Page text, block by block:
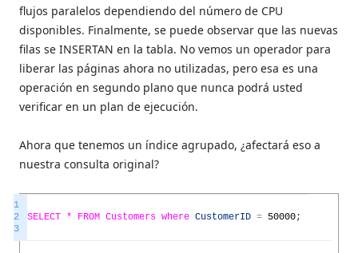
flujos paralelos dependiendo del número de CPU
disponibles. Finalmente, se puede observar que las nuevas
filas se INSERTAN en la tabla. No vemos un operador para
liberar las páginas ahora no utilizadas, pero esa es una
operación en segundo plano que nunca podrá usted
verificar en un plan de ejecución.
Ahora que tenemos un índice agrupado, ¿afectará eso a
nuestra consulta original?
1
2
3
SELECT * FROM Customers where CustomerID = 50000;